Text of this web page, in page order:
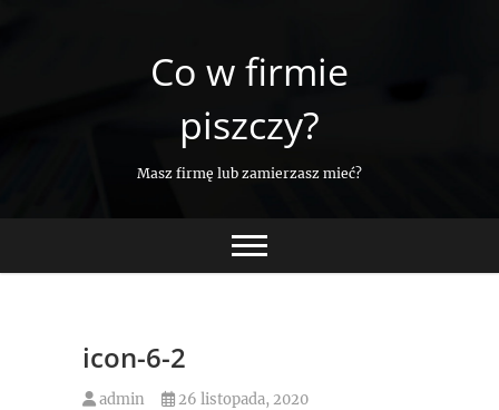
Co w firmie
piszczy?
Masz firmę lub zamierzasz mieć?
icon-6-2
admin 26 listopada, 2020